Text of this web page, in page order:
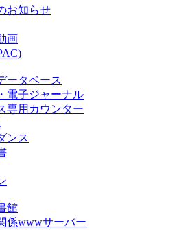
お知らせ
画
ータベース
電子ジャーナル
専用カウンター
ンス
館
係wwwサーバー